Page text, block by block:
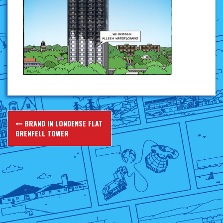
Berichtnavigatie
BRAND IN LONDENSE FLAT
GRENFELL TOWER